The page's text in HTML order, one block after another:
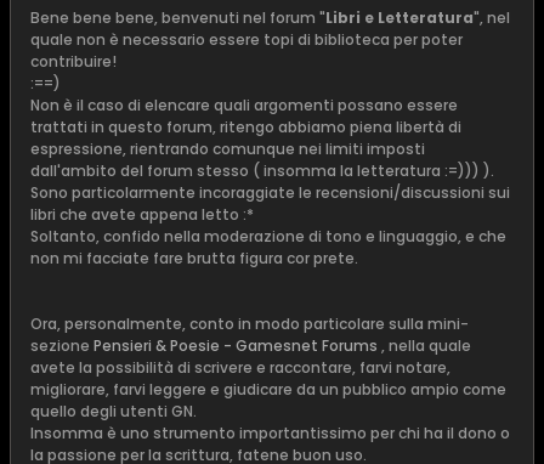
Bene bene bene, benvenuti nel forum "Libri e Letteratura", nel
quale non è necessario essere topi di biblioteca per poter
contribuire!
:==)
Non è il caso di elencare quali argomenti possano essere
trattati in questo forum, ritengo abbiamo piena libertà di
espressione, rientrando comunque nei limiti imposti
dall'ambito del forum stesso ( insomma la letteratura :=))) ).
Sono particolarmente incoraggiate le recensioni/discussioni sui
libri che avete appena letto :*
Soltanto, confido nella moderazione di tono e linguaggio, e che
non mi facciate fare brutta figura cor prete.
Ora, personalmente, conto in modo particolare sulla mini-
sezione Pensieri & Poesie - Gamesnet Forums , nella quale
avete la possibilità di scrivere e raccontare, farvi notare,
migliorare, farvi leggere e giudicare da un pubblico ampio come
quello degli utenti GN.
Insomma è uno strumento importantissimo per chi ha il dono o
la passione per la scrittura, fatene buon uso.